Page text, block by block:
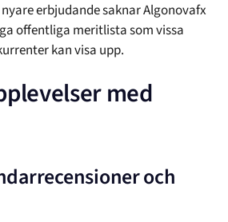
erbjudande saknar Algonovafx
offentliga meritlista som vissa
kan visa upp.
med
och